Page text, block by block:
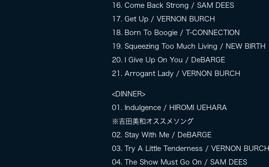
16. Come Back Strong / SAM DEES
17. Get Up / VERNON BURCH
18. Born To Boogie / T-CONNECTION
19. Squeezing Too Much Living / NEW BIRTH
20. I Give Up On You / DeBARGE
21. Arrogant Lady / VERNON BURCH
<DINNER>
01. Indulgence / HIROMI UEHARA
※吉田美和オススメソング
02. Stay With Me / DeBARGE
03. Try A Little Tenderness / VERNON BURCH
04. The Show Must Go On / SAM DEES